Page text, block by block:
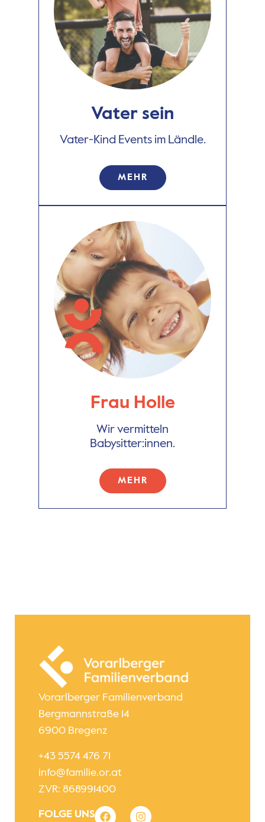
Vater sein
Vater-Kind Events im Ländle.
MEHR
Frau Holle
Wir vermitteln
Babysitter:innen.
MEHR
Vorarlberger Familienverband
Bergmannstraße 14
6900 Bregenz
+43 5574 476 71
info@familie.or.at
ZVR: 868991400
FOLGE UNS